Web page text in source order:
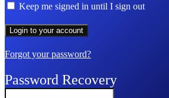
Keep me signed in until I sign out
Forgot your password?
Password Recovery